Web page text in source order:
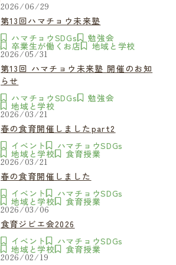
2026/06/29
第13回ハマチョウ未来塾
ハマチョウSDGs
勉強会
卒業生が働くお店 地域と学校
2026/05/31
第13回 ハマチョウ未来塾 開催のお知
らせ
ハマチョウSDGs
勉強会
地域と学校
2026/03/21
春の食育開催しましたpart2
イベント
ハマチョウSDGs
地域と学校 食育授業
2026/03/21
春の食育開催しました
イベント
ハマチョウSDGs
地域と学校 食育授業
2026/03/06
食育ジビエ会2026
イベント
ハマチョウSDGs
地域と学校 食育授業
2026/02/19